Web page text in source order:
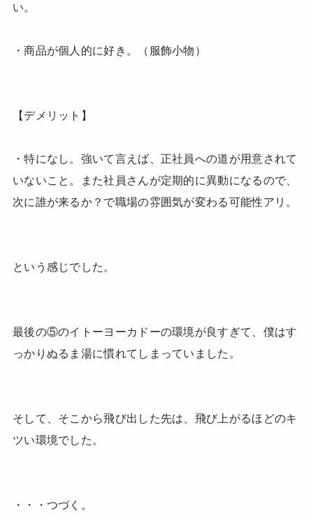
い。
・商品が個人的に好き。（服飾小物）
【デメリット】
・特になし。強いて言えば、正社員への道が用意されて
いないこと。また社員さんが定期的に異動になるので、
次に誰が来るか？で職場の雰囲気が変わる可能性アリ。
という感じでした。
最後の⑤のイトーヨーカドーの環境が良すぎて、僕はす
っかりぬるま湯に慣れてしまっていました。
そして、そこから飛び出した先は、飛び上がるほどのキ
ツい環境でした。
・・・つづく。